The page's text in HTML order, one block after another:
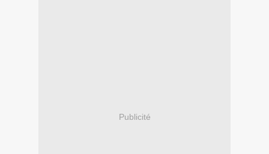
Publicité